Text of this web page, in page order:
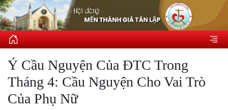
Ý Cầu Nguyện Của ĐTC Trong
Tháng 4: Cầu Nguyện Cho Vai Trò
Của Phụ Nữ